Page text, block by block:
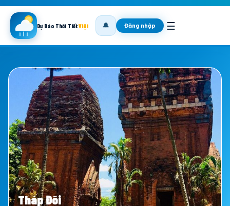
Dự Báo Thời TiếtViệt 🔔 Đăng nhập ☰
Tháp Đôi